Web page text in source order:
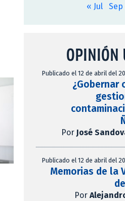
« Jul Sep
OPINIÓN
Publicado el 12 de abril del
¿Gobernar
Por José
Publicado el 12 de abril del
Memorias de la
Por